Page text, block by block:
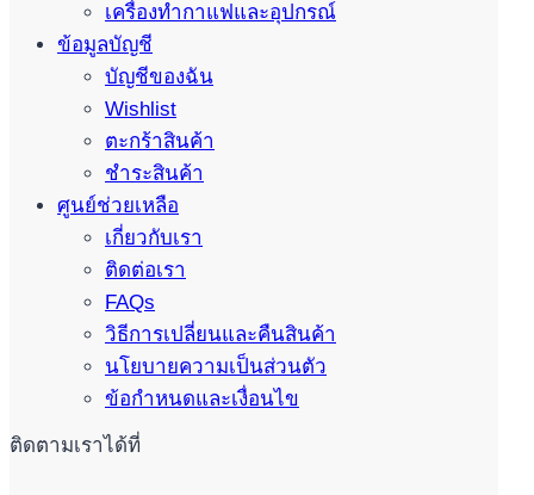
เครื่องทำกาแฟและอุปกรณ์
ข้อมูลบัญชี
บัญชีของฉัน
Wishlist
ตะกร้าสินค้า
ชำระสินค้า
ศูนย์ช่วยเหลือ
เกี่ยวกับเรา
ติดต่อเรา
FAQs
วิธีการเปลี่ยนและคืนสินค้า
นโยบายความเป็นส่วนตัว
ข้อกำหนดและเงื่อนไข
ติดตามเราได้ที่